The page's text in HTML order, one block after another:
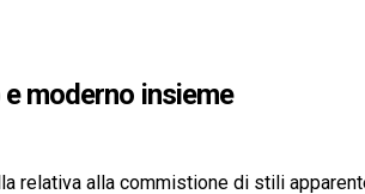
moderno insieme
relativa alla commistione di stili